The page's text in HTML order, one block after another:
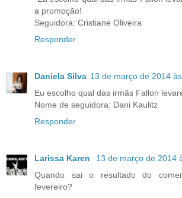
a promoção!
Seguidora: Cristiane Oliveira
Responder
Daniela Silva 13 de março de 2014
Eu escolho qual das irmãs Fallon
Nome de seguidora: Dani Kaulitz
Responder
Larissa Karen
13 de março de 2014
Quando sai o resultado do
fevereiro?